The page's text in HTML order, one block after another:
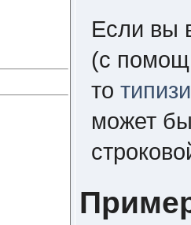
Если вы
(с
то
может